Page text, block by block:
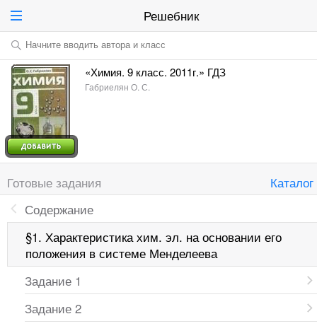
Решебник
Начните вводить автора и класс
«Химия. 9 класс. 2011г.» ГДЗ
Габриелян О. С.
Готовые задания
Каталог
Содержание
§1. Характеристика хим. эл. на основании его
положения в системе Менделеева
Задание 1
Задание 2